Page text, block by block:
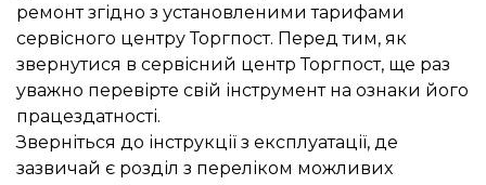
ремонт згідно з установленими тарифами
сервісного центру Торгпост. Перед тим, як
звернутися в сервісний центр Торгпост, ще раз
уважно перевірте свій інструмент на ознаки його
працездатності.
Зверніться до інструкції з експлуатації, де
зазвичай є розділ з переліком можливих